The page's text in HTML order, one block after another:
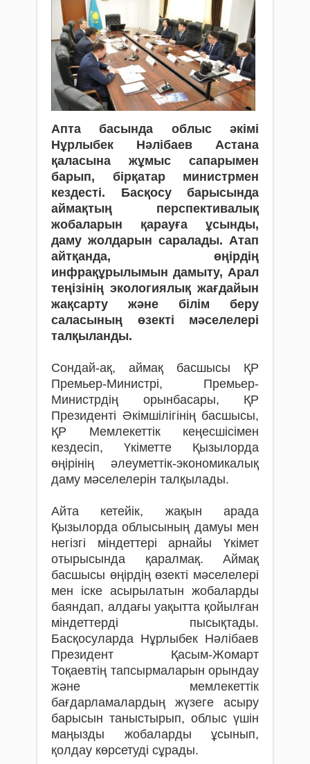
Апта басында облыс әкімі
Нұрлыбек Нәлібаев Астана
қаласына жұмыс сапарымен
барып, бірқатар министрмен
кездесті. Басқосу барысында
аймақтың перспективалық
жобаларын қарауға ұсынды,
даму жолдарын саралады. Атап
айтқанда, өңірдің
инфрақұрылымын дамыту, Арал
теңізінің экологиялық жағдайын
жақсарту және білім беру
саласының өзекті мәселелері
талқыланды.
Сондай-ақ, аймақ басшысы ҚР
Премьер-Министрі, Премьер-
Министрдің орынбасары, ҚР
Президенті Әкімшілігінің басшысы,
ҚР Мемлекеттік кеңесшісімен
кездесіп, Үкіметте Қызылорда
өңірінің әлеуметтік-экономикалық
даму мәселелерін талқылады.
Айта кетейік, жақын арада
Қызылорда облысының дамуы мен
негізгі міндеттері арнайы Үкімет
отырысында қаралмақ. Аймақ
басшысы өңірдің өзекті мәселелері
мен іске асырылатын жобаларды
баяндап, алдағы уақытта қойылған
міндеттерді пысықтады.
Басқосуларда Нұрлыбек Нәлібаев
Президент Қасым-Жомарт
Тоқаевтің тапсырмаларын орындау
және мемлекеттік
бағдарламалардың жүзеге асыру
барысын таныстырып, облыс үшін
маңызды жобаларды ұсынып,
қолдау көрсетуді сұрады.